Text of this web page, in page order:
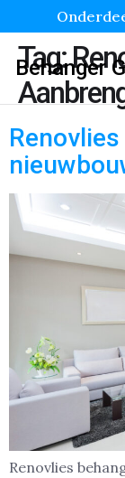
Behanger
Tag:
Renovlies